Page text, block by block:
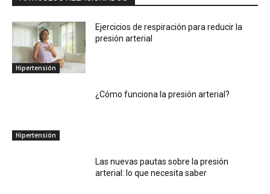
Hipertensión
Ejercicios de respiración para reducir la
presión arterial
Hipertensión
¿Cómo funciona la presión arterial?
Las nuevas pautas sobre la presión
arterial: lo que necesita saber